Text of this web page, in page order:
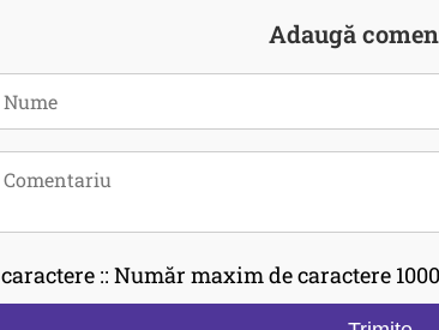
Adaugă
caractere :: Număr maxim de caractere 1000